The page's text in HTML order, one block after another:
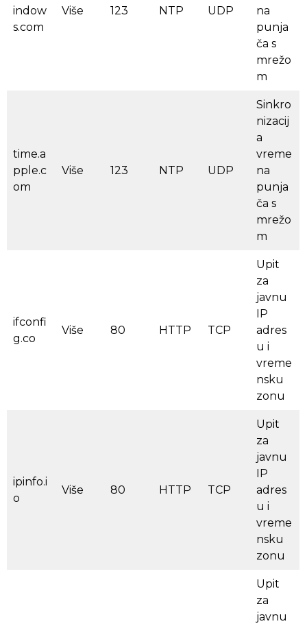
indow
s.com
Više 123 NTP UDP
na
punja
ča s
mrežo
m
time.a
pple.c
om
Više 123 NTP UDP
Sinkro
nizacij
a
vreme
na
punja
ča s
mrežo
m
ifconfi
g.co
Više 80 HTTP TCP
Upit
za
javnu
IP
adres
u i
vreme
nsku
zonu
ipinfo.i
o
Više 80 HTTP TCP
Upit
za
javnu
IP
adres
u i
vreme
nsku
zonu
Upit
za
javnu